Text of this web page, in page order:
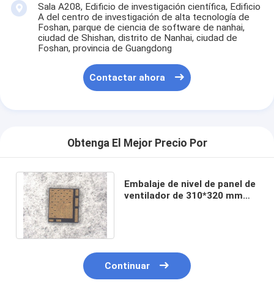
Sala A208, Edificio de investigación científica, Edificio
A del centro de investigación de alta tecnología de
Foshan, parque de ciencia de software de nanhai,
ciudad de Shishan, distrito de Nanhai, ciudad de
Foshan, provincia de Guangdong
Contactar ahora
Obtenga El Mejor Precio Por
Embalaje de nivel de panel de
ventilador de 310*320 mm
Continuar